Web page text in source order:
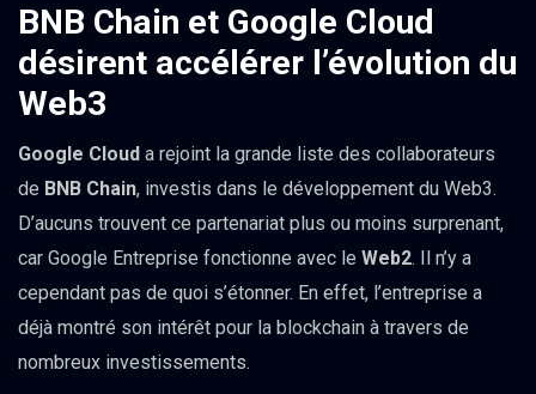
BNB Chain et Google Cloud
désirent accélérer l’évolution du
Web3
Google Cloud a rejoint la grande liste des collaborateurs
de BNB Chain, investis dans le développement du Web3.
D’aucuns trouvent ce partenariat plus ou moins surprenant,
car Google Entreprise fonctionne avec le Web2. Il n’y a
cependant pas de quoi s’étonner. En effet, l’entreprise a
déjà montré son intérêt pour la blockchain à travers de
nombreux investissements.